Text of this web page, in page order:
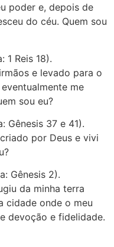
poder e, depois de
do céu. Quem sou
1 Reis 18).
e levado para o
me
sou eu?
Gênesis 37 e 41).
por Deus e vivi
Gênesis 2).
da minha terra
cidade onde o meu
devoção e fidelidade.